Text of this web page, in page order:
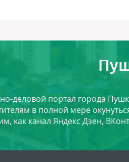
деловой портал города
в полной мере
как канал Яндекс Дзен,